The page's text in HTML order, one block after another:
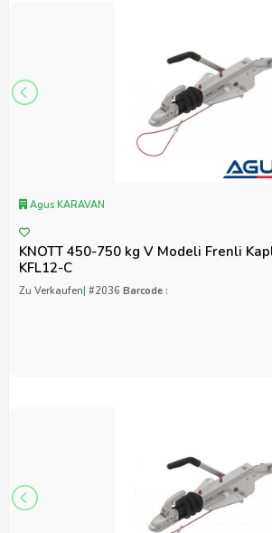
Agus KARAVAN
KNOTT 450-750 kg V Modeli Frenli
KFL12-C
Zu Verkaufen| #2036 Barcode :